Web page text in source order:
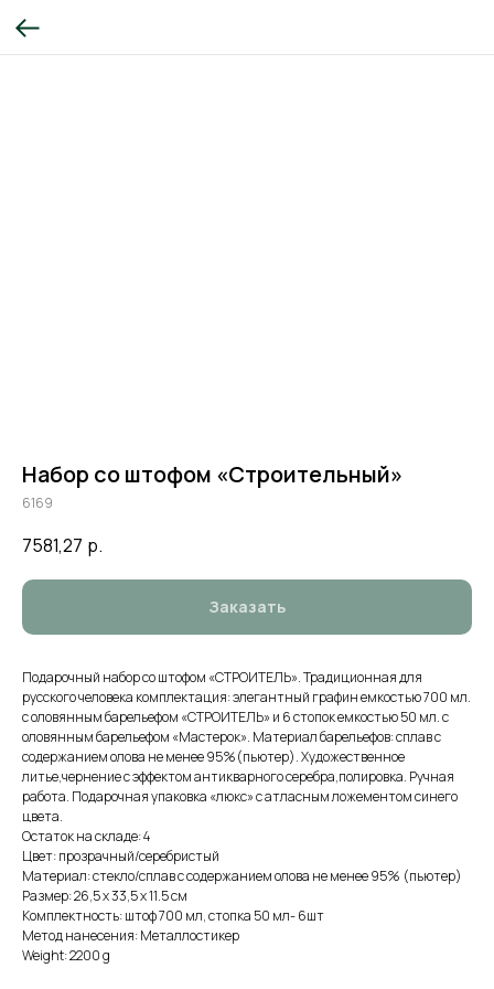
Набор со штофом «Строительный»
6169
7581,27 р.
Заказать
Подарочный набор со штофом «СТРОИТЕЛЬ». Традиционная для
русского человека комплектация: элегантный графин емкостью 700 мл.
с оловянным барельефом «СТРОИТЕЛЬ» и 6 стопок емкостью 50 мл. с
оловянным барельефом «Мастерок». Материал барельефов: сплав с
содержанием олова не менее 95%(пьютер). Художественное
литье,чернение с эффектом антикварного серебра,полировка. Ручная
работа. Подарочная упаковка «люкс» с атласным ложементом синего
цвета.
Остаток на складе: 4
Цвет: прозрачный/серебристый
Материал: стекло/сплав с содержанием олова не менее 95% (пьютер)
Размер: 26,5 х 33,5 х 11.5 см
Комплектность: штоф 700 мл, стопка 50 мл- 6шт
Метод нанесения: Металлостикер
Weight: 2200 g